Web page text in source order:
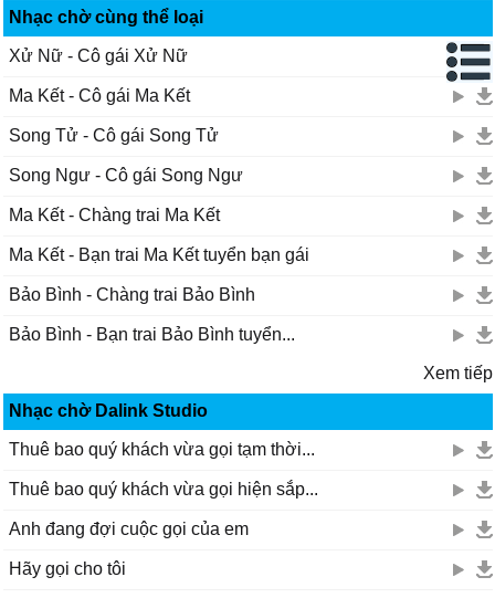
Nhạc chờ cùng thể loại
Xử Nữ - Cô gái Xử Nữ
Ma Kết - Cô gái Ma Kết
Song Tử - Cô gái Song Tử
Song Ngư - Cô gái Song Ngư
Ma Kết - Chàng trai Ma Kết
Ma Kết - Bạn trai Ma Kết tuyển bạn gái
Bảo Bình - Chàng trai Bảo Bình
Bảo Bình - Bạn trai Bảo Bình tuyển...
Xem tiếp
Nhạc chờ Dalink Studio
Thuê bao quý khách vừa gọi tạm thời...
Thuê bao quý khách vừa gọi hiện sắp...
Anh đang đợi cuộc gọi của em
Hãy gọi cho tôi